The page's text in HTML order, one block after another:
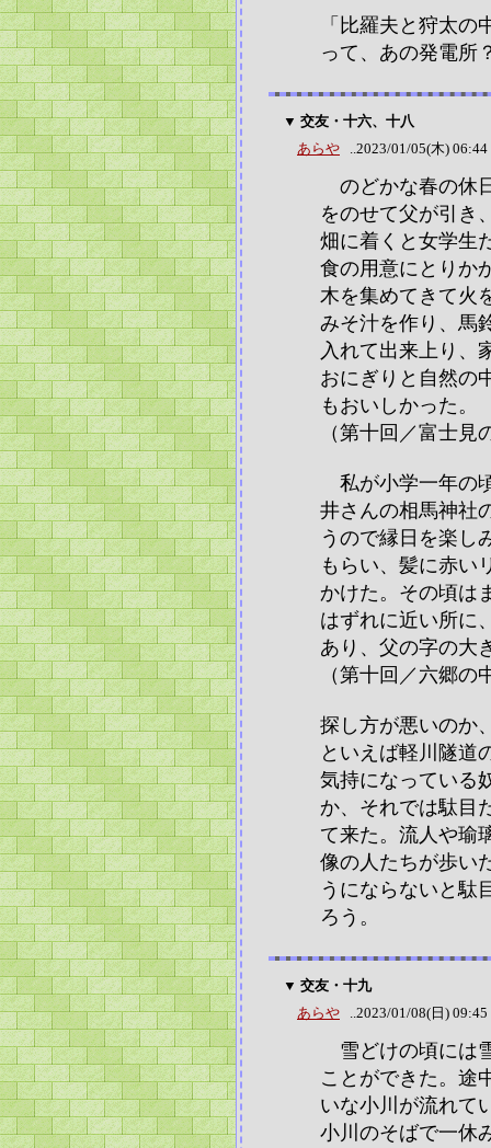
「比羅夫と狩太
って、あの発電所
▼ 交友・十六、十八
あらや ..2023/01/05(木)
のどかな春の休
をのせて父が引き
畑に着くと女学生
食の用意にとりか
木を集めてきて火
みそ汁を作り、馬
入れて出来上り、
おにぎりと自然の
もおいしかった。
（第十回／富士見
私が小学一年の
井さんの相馬神社
うので縁日を楽し
もらい、髪に赤い
かけた。その頃は
はずれに近い所に
あり、父の字の大
（第十回／六郷の
探し方が悪いのか
といえば軽川隧道
気持になっている
か、それでは駄目
て来た。流人や瑜
像の人たちが歩い
うにならないと駄
ろう。
▼ 交友・十九
あらや ..2023/01/08(日)
雪どけの頃には
ことができた。途
いな小川が流れて
小川のそばで一休